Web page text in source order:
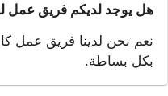
هل يوجد لديكم فريق عمل
نعم نحن لدينا فريق عمل
بكل بساطة.